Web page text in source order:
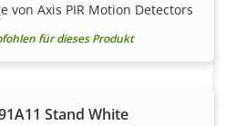
von Axis PIR Motion Detectors
für dieses Produkt
Stand White
Produkte kaufen?